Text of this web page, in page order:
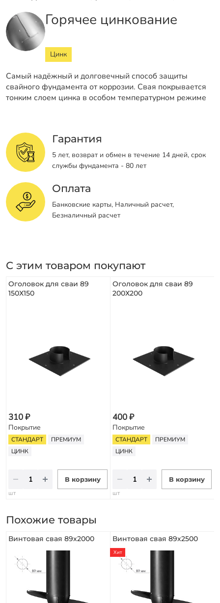
Горячее цинкование
Цинк
Самый надёжный и долговечный способ защиты
свайного фундамента от коррозии. Свая покрывается
тонким слоем цинка в особом температурном режиме
Гарантия
5 лет, возврат и обмен в течение 14 дней, срок
службы фундамента - 80 лет
Оплата
Банковские карты, Наличный расчет,
Безналичный расчет
С этим товаром покупают
Оголовок для сваи 89
150Х150
310 ₽
Покрытие
СТАНДАРТ
ПРЕМИУМ
ЦИНК
В корзину
шт
Оголовок для сваи 89
200Х200
400 ₽
Покрытие
СТАНДАРТ
ПРЕМИУМ
ЦИНК
В корзину
шт
Похожие товары
Винтовая свая 89х2000 Винтовая свая 89х2500
Хит